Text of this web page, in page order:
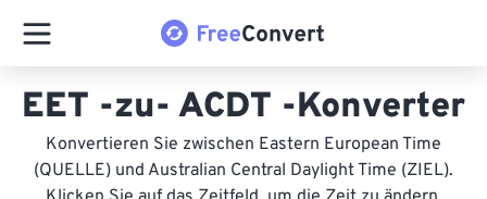
EET -zu- ACDT -Konverter
Konvertieren Sie zwischen Eastern European Time
(QUELLE) und Australian Central Daylight Time (ZIEL).